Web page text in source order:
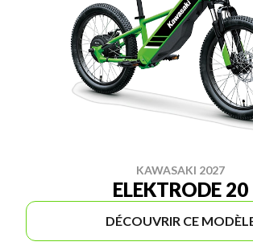
KAWASAKI 2027
ELEKTRODE 20
DÉCOUVRIR CE